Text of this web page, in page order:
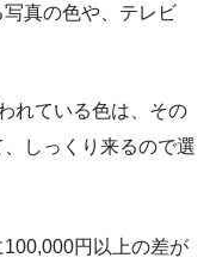
真の色や、テレビ
れている色は、その
しっくり来るので選
円以上の差が